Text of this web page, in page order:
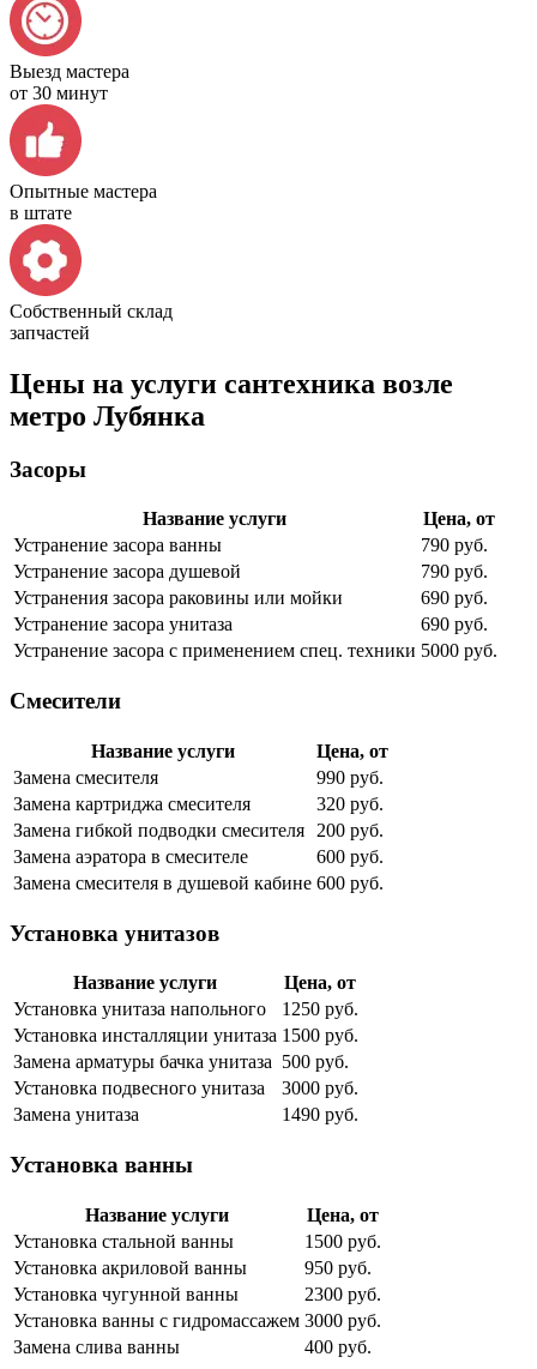
Выезд мастера
от 30 минут
Опытные мастера
в штате
Собственный склад
запчастей
Цены на услуги сантехника возле
метро Лубянка
Засоры
Название услуги
Цена, от
Устранение засора ванны
790 руб.
Устранение засора душевой
790 руб.
Устранения засора раковины или мойки
690 руб.
Устранение засора унитаза
690 руб.
Устранение засора с применением спец. техники 5000 руб.
Смесители
Название услуги
Цена, от
Замена смесителя
990 руб.
Замена картриджа смесителя
320 руб.
Замена гибкой подводки смесителя
200 руб.
Замена аэратора в смесителе
600 руб.
Замена смесителя в душевой кабине 600 руб.
Установка унитазов
Название услуги
Цена, от
Установка унитаза напольного
1250 руб.
Установка инсталляции унитаза 1500 руб.
Замена арматуры бачка унитаза 500 руб.
Установка подвесного унитаза
3000 руб.
Замена унитаза
1490 руб.
Установка ванны
Название услуги
Цена, от
Установка стальной ванны
1500 руб.
Установка акриловой ванны
950 руб.
Установка чугунной ванны
2300 руб.
Установка ванны с гидромассажем 3000 руб.
Замена слива ванны
400 руб.